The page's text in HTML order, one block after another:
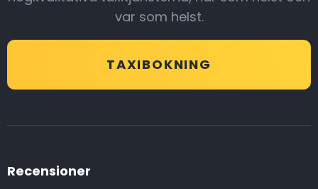
var som helst.
TAXIBOKNING
Recensioner